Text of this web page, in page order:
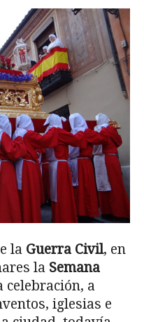
la Guerra Civil, en
la Semana
celebración, a
iglesias e